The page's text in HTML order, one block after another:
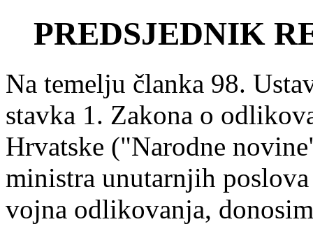
PREDSJEDNIK
Na temelju članka 98.
stavka 1. Zakona o
Hrvatske ("Narodne
ministra unutarnjih
vojna odlikovanja, donosim